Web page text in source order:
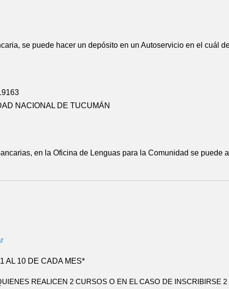
se puede hacer un depósito en un Autoservicio en el cuál
NACIONAL DE TUCUMÁN
en la Oficina de Lenguas para la Comunidad se puede
AL 10 DE CADA MES*
REALICEN 2 CURSOS O EN EL CASO DE INSCRIBIRSE